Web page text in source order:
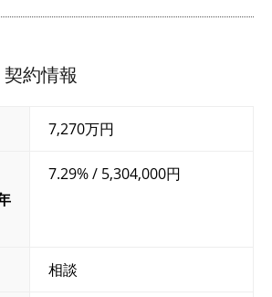
約情報
7,270万円
7.29% / 5,304,000円
相談